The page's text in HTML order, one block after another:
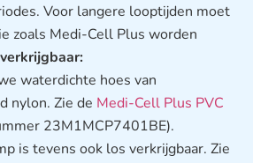
Voor langere looptijden moet
zoals Medi-Cell Plus worden
waterdichte hoes van
nylon. Zie de Medi-Cell Plus PVC
23M1MCP7401BE).
is tevens ook los verkrijgbaar. Zie